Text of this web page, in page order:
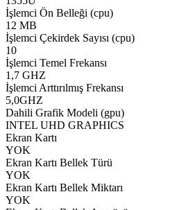
İşlemci Ön Belleği (cpu)
12 MB
İşlemci Çekirdek Sayısı (cpu)
10
İşlemci Temel Frekansı
1,7 GHZ
İşlemci Arttırılmış Frekansı
5,0GHZ
Dahili Grafik Modeli (gpu)
INTEL UHD GRAPHICS
Ekran Kartı
YOK
Ekran Kartı Bellek Türü
YOK
Ekran Kartı Bellek Miktarı
YOK